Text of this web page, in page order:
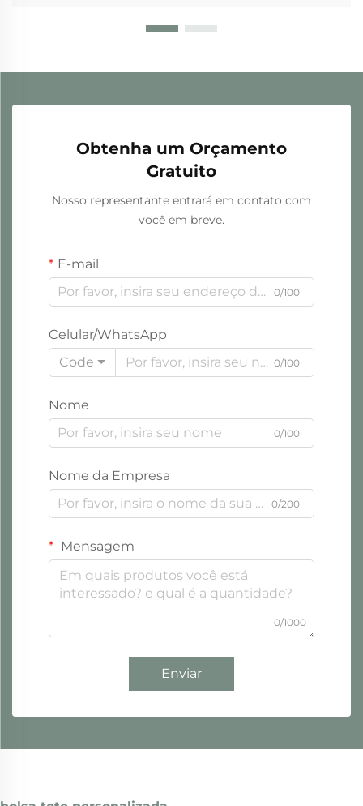
Obtenha um Orçamento
Gratuito
Nosso representante entrará em contato com
você em breve.
E-mail
0/100
Celular/WhatsApp
Code
0/100
Nome
0/100
Nome da Empresa
0/200
Mensagem
0/1000
Enviar